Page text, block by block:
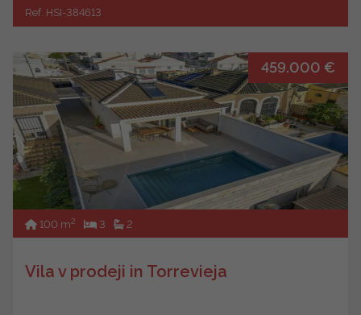
Ref. HSI-384613
459.000 €
100 m2 3 2
Vila v prodeji in Torrevieja